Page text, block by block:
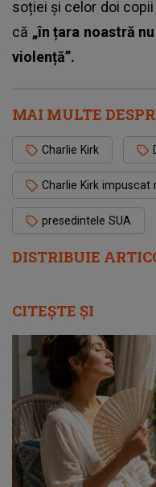
DISTRIBUIE
soției și celor doi
că „în țara noastră
violență”.
MAI MULTE
Charlie Kirk
Charlie Kirk impuscat
presedintele SUA
CITEȘTE ȘI